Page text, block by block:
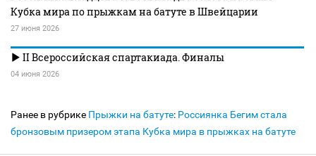
Кубка мира по прыжкам на батуте в Швейцарии
27 июня 2026
II Всероссийская спартакиада. Финалы
04 июня 2026
Ранее в рубрике Прыжки на батуте: Россиянка Бегим стала
бронзовым призером этапа Кубка мира в прыжках на батуте